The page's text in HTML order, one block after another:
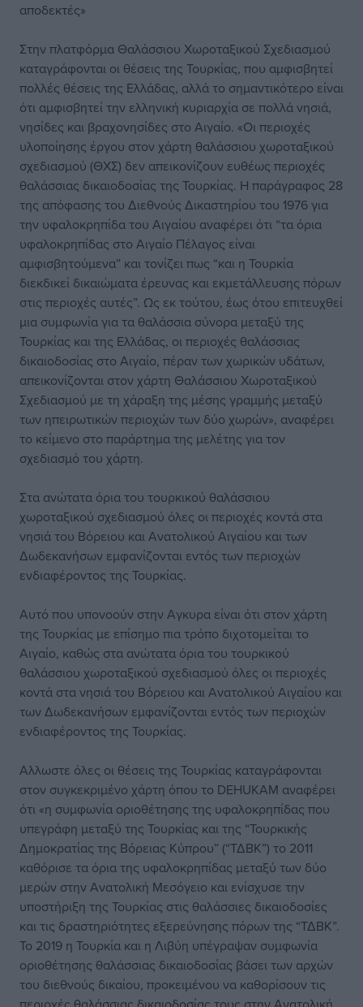
αποδεκτές»
Στην πλατφόρμα Θαλάσσιου Χωροταξικού Σχεδιασμού
καταγράφονται οι θέσεις της Τουρκίας, που αμφισβητεί
πολλές θέσεις της Ελλάδας, αλλά το σημαντικότερο είναι
ότι αμφισβητεί την ελληνική κυριαρχία σε πολλά νησιά,
νησίδες και βραχονησίδες στο Αιγαίο. «Οι περιοχές
υλοποίησης έργου στον χάρτη θαλάσσιου χωροταξικού
σχεδιασμού (ΘΧΣ) δεν απεικονίζουν ευθέως περιοχές
θαλάσσιας δικαιοδοσίας της Τουρκίας. Η παράγραφος 28
της απόφασης του Διεθνούς Δικαστηρίου του 1976 για
την υφαλοκρηπίδα του Αιγαίου αναφέρει ότι “τα όρια
υφαλοκρηπίδας στο Αιγαίο Πέλαγος είναι
αμφισβητούμενα” και τονίζει πως “και η Τουρκία
διεκδικεί δικαιώματα έρευνας και εκμετάλλευσης πόρων
στις περιοχές αυτές”. Ως εκ τούτου, έως ότου επιτευχθεί
μια συμφωνία για τα θαλάσσια σύνορα μεταξύ της
Τουρκίας και της Ελλάδας, οι περιοχές θαλάσσιας
δικαιοδοσίας στο Αιγαίο, πέραν των χωρικών υδάτων,
απεικονίζονται στον χάρτη Θαλάσσιου Χωροταξικού
Σχεδιασμού με τη χάραξη της μέσης γραμμής μεταξύ
των ηπειρωτικών περιοχών των δύο χωρών», αναφέρει
το κείμενο στο παράρτημα της μελέτης για τον
σχεδιασμό του χάρτη.
Στα ανώτατα όρια του τουρκικού θαλάσσιου
χωροταξικού σχεδιασμού όλες οι περιοχές κοντά στα
νησιά του Βόρειου και Ανατολικού Αιγαίου και των
Δωδεκανήσων εμφανίζονται εντός των περιοχών
ενδιαφέροντος της Τουρκίας.
Αυτό που υπονοούν στην Aγκυρα είναι ότι στον χάρτη
της Τουρκίας με επίσημο πια τρόπο διχοτομείται το
Αιγαίο, καθώς στα ανώτατα όρια του τουρκικού
θαλάσσιου χωροταξικού σχεδιασμού όλες οι περιοχές
κοντά στα νησιά του Βόρειου και Ανατολικού Αιγαίου και
των Δωδεκανήσων εμφανίζονται εντός των περιοχών
ενδιαφέροντος της Τουρκίας.
Aλλωστε όλες οι θέσεις της Τουρκίας καταγράφονται
στον συγκεκριμένο χάρτη όπου το DEHUKAΜ αναφέρει
ότι «η συμφωνία οριοθέτησης της υφαλοκρηπίδας που
υπεγράφη μεταξύ της Τουρκίας και της “Τουρκικής
Δημοκρατίας της Βόρειας Κύπρου” (“ΤΔΒΚ”) το 2011
καθόρισε τα όρια της υφαλοκρηπίδας μεταξύ των δύο
μερών στην Ανατολική Μεσόγειο και ενίσχυσε την
υποστήριξη της Τουρκίας στις θαλάσσιες δικαιοδοσίες
και τις δραστηριότητες εξερεύνησης πόρων της “ΤΔΒΚ”.
Το 2019 η Τουρκία και η Λιβύη υπέγραψαν συμφωνία
οριοθέτησης θαλάσσιας δικαιοδοσίας βάσει των αρχών
του διεθνούς δικαίου, προκειμένου να καθορίσουν τις